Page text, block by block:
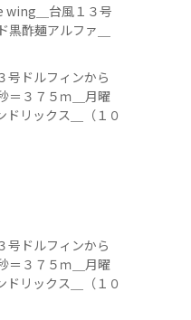
wing＿台風１３号
酢麺アルファ＿
号ドルフィンから
＝３７５ｍ＿月曜
ドリックス＿（１０
号ドルフィンから
＝３７５ｍ＿月曜
ドリックス＿（１０